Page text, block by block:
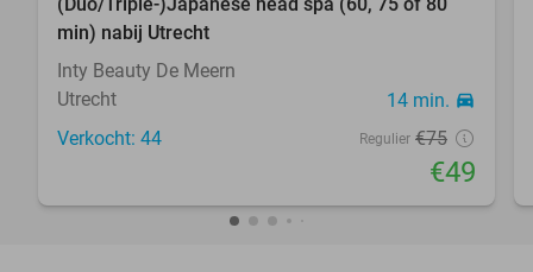
35%
min) nabij Utrecht
Inty Beauty De Meern
Utrecht
14 min. directions_car
Verkocht: 44 Regulier €75
€49